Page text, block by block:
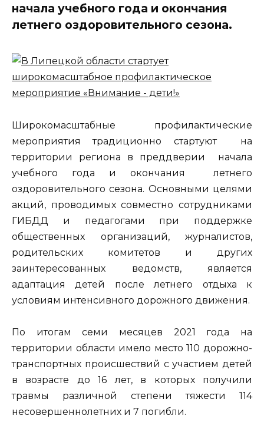
начала учебного года и окончания
летнего оздоровительного сезона.
Широкомасштабные профилактические
мероприятия традиционно стартуют на
территории региона в преддверии начала
учебного года и окончания летнего
оздоровительного сезона. Основными целями
акций, проводимых совместно сотрудниками
ГИБДД и педагогами при поддержке
общественных организаций, журналистов,
родительских комитетов и других
заинтересованных ведомств, является
адаптация детей после летнего отдыха к
условиям интенсивного дорожного движения.
По итогам семи месяцев 2021 года на
территории области имело место 110 дорожно-
транспортных происшествий с участием детей
в возрасте до 16 лет, в которых получили
травмы различной степени тяжести 114
несовершеннолетних и 7 погибли.